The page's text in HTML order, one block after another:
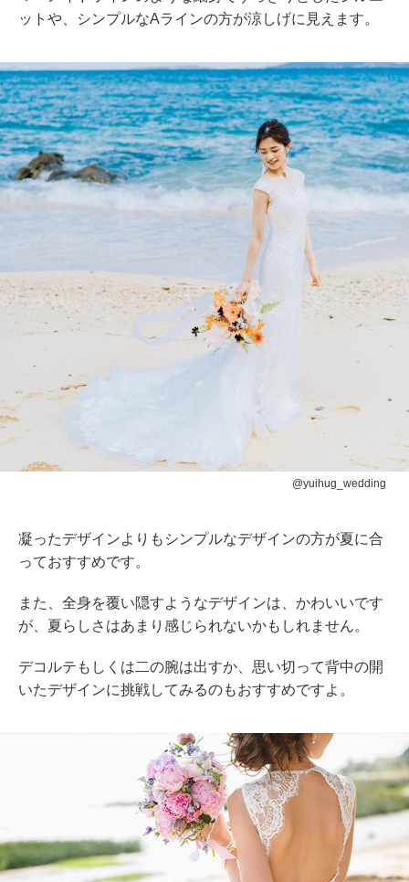
ットや、シンプルなAラインの方が涼しげに見えます。
@yuihug_wedding
凝ったデザインよりもシンプルなデザインの方が夏に合
っておすすめです。
また、全身を覆い隠すようなデザインは、かわいいです
が、夏らしさはあまり感じられないかもしれません。
デコルテもしくは二の腕は出すか、思い切って背中の開
いたデザインに挑戦してみるのもおすすめですよ。